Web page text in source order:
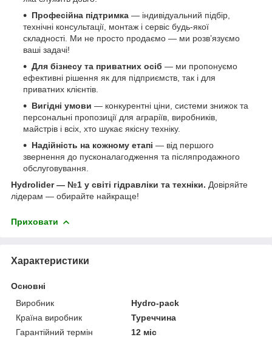
Професійна підтримка — індивідуальний підбір,
технічні консультації, монтаж і сервіс будь-якої
складності. Ми не просто продаємо — ми розв’язуємо
ваші задачі!
Для бізнесу та приватних осіб — ми пропонуємо
ефективні рішення як для підприємств, так і для
приватних клієнтів.
Вигідні умови — конкурентні ціни, системи знижок та
персональні пропозиції для аграріїв, виробників,
майстрів і всіх, хто шукає якісну техніку.
Надійність на кожному етапі — від першого
звернення до пусконалагодження та післяпродажного
обслуговування.
Hydrolider — №1 у світі гідравліки та техніки. Довіряйте
лідерам — обирайте найкраще!
Приховати
Характеристики
Основні
Виробник
Hydro-pack
Країна виробник
Туреччина
Гарантійний термін
12 міс